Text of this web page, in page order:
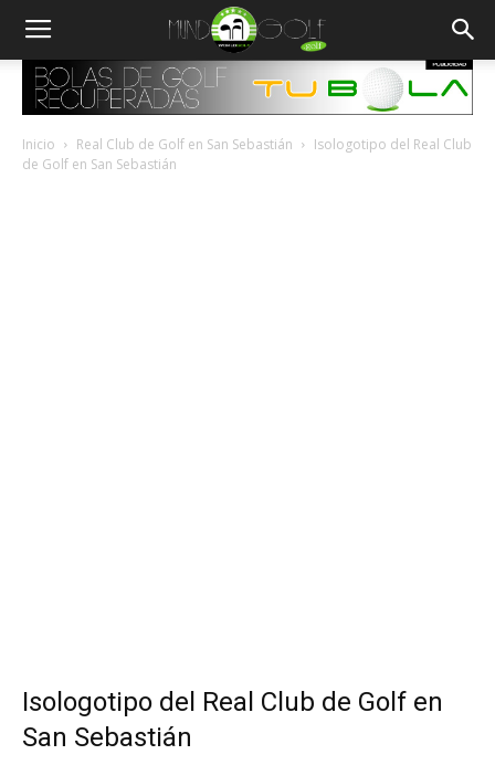
Inicio Real Club de Golf en San Sebastián
Isologotipo del Real Club
de Golf en San Sebastián
Isologotipo del Real Club de Golf en
San Sebastián